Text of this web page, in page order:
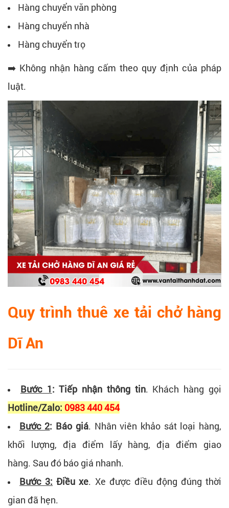
Hàng chuyển văn phòng
Hàng chuyển nhà
Hàng chuyển trọ
➡️ Không nhận hàng cấm theo quy định của pháp
luật.
Quy trình thuê xe tải chở hàng
Dĩ An
Bước 1: Tiếp nhận thông tin. Khách hàng gọi
Hotline/Zalo: 0983 440 454
Bước 2: Báo giá. Nhân viên khảo sát loại hàng,
khối lượng, địa điểm lấy hàng, địa điểm giao
hàng. Sau đó báo giá nhanh.
Bước 3: Điều xe. Xe được điều động đúng thời
gian đã hẹn.